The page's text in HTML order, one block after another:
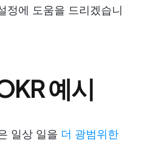
정에 도움을 드리겠습니
예시
일상 일을 더 광범위한